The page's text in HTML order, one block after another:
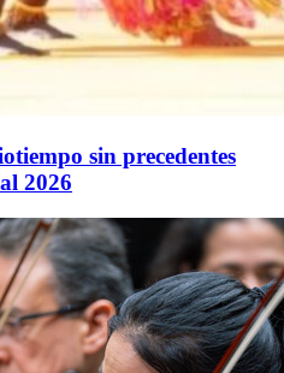
sin precedentes
2026